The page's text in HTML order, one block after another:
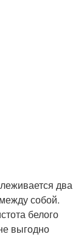
два
собой.
белого
выгодно